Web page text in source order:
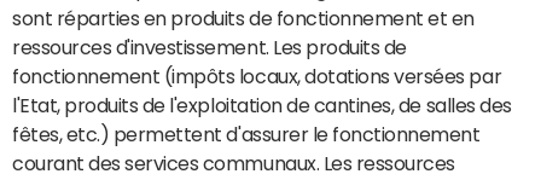
sont réparties en produits de fonctionnement et en
ressources d'investissement. Les produits de
fonctionnement (impôts locaux, dotations versées par
l'Etat, produits de l'exploitation de cantines, de salles des
fêtes, etc.) permettent d'assurer le fonctionnement
courant des services communaux. Les ressources